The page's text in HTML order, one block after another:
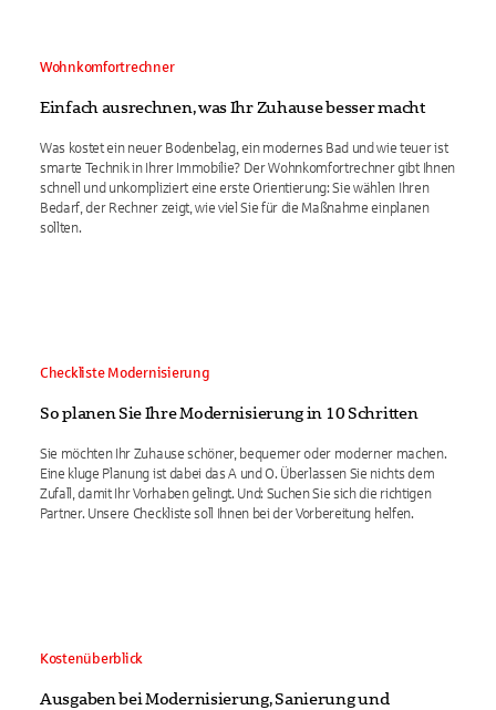
Wohnkomfortrechner
Einfach ausrechnen, was Ihr Zuhause besser macht
Was kostet ein neuer Bodenbelag, ein modernes Bad und wie teuer ist
smarte Technik in Ihrer Immobilie? Der Wohnkomfortrechner gibt Ihnen
schnell und unkompliziert eine erste Orientierung: Sie wählen Ihren
Bedarf, der Rechner zeigt, wie viel Sie für die Maßnahme einplanen
sollten.
Checkliste Modernisierung
So planen Sie Ihre Modernisierung in 10 Schritten
Sie möchten Ihr Zuhause schöner, bequemer oder moderner machen.
Eine kluge Planung ist dabei das A und O. Überlassen Sie nichts dem
Zufall, damit Ihr Vorhaben gelingt. Und: Suchen Sie sich die richtigen
Partner. Unsere Checkliste soll Ihnen bei der Vorbereitung helfen.
Kostenüberblick
Ausgaben bei Modernisierung, Sanierung und